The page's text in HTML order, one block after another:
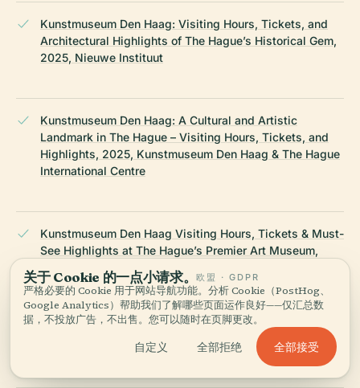
Kunstmuseum Den Haag: Visiting Hours, Tickets, and
Architectural Highlights of The Hague’s Historical Gem,
2025, Nieuwe Instituut
Kunstmuseum Den Haag: A Cultural and Artistic
Landmark in The Hague – Visiting Hours, Tickets, and
Highlights, 2025, Kunstmuseum Den Haag & The Hague
International Centre
Kunstmuseum Den Haag Visiting Hours, Tickets & Must-
See Highlights at The Hague’s Premier Art Museum,
2025, Kunstmuseum Den Haag
Visitor Experience and Practical Information, 2025,
WhichMuseum & Amsterdam Tips
关于 Cookie 的一点小请求。欧盟 · GDPR
严格必要的 Cookie 用于网站导航功能。分析 Cookie（PostHog、
Google Analytics）帮助我们了解哪些页面运作良好——仅汇总数
据，不投放广告，不出售。您可以随时在页脚更改。
自定义 全部拒绝 全部接受